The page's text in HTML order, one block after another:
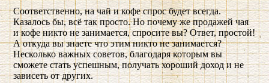
Соответственно, на чай и кофе спрос будет всегда.
Казалось бы, всё так просто. Но почему же продажей чая
и кофе никто не занимается, спросите вы? Ответ, простой!
А откуда вы знаете что этим никто не занимается?
Несколько важных советов, благодаря которым вы
сможете стать успешным, получать хороший доход и не
зависеть от других.